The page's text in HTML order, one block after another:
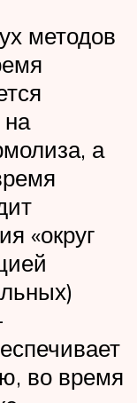
методов
на
а
«округ
во время